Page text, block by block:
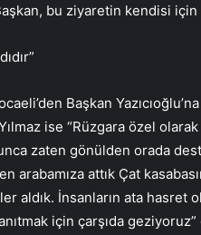
bu ziyaretin kendisi için
Başkan
ise “Rüzgara özel olarak
zaten gönülden orada
arabamıza attık Çat
aldık. İnsanların ata hasret
için çarşıda geziyoruz”